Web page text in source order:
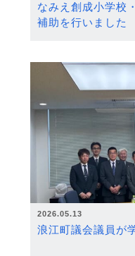
なみえ創成小学校
補助を行いました
2026.05.13
浪江町議会議員が